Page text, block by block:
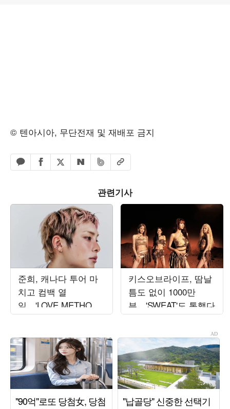
© 텐아시아, 무단전재 및 재배포 금지
카카오톡 공유하기
페이스북 공유하기
엑스 공유하기
네이버 공유하기
밴드 공유하기
URL복사
관련기사
준희, 캐나다 투어 마
치고 컴백 열
일…'LOVE METHOD'
발매
키스오브라이프, 땀날
틈도 없이 1000만
뷰…'SWEAT'도 통했다